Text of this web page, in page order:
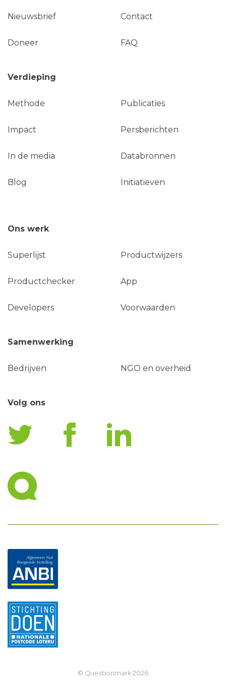
Nieuwsbrief Contact
Doneer FAQ
Verdieping
Methode Publicaties
Impact Persberichten
In de media Databronnen
Blog Initiatieven
Ons werk
Superlijst Productwijzers
Productchecker App
Developers Voorwaarden
Samenwerking
Bedrijven NGO en overheid
Volg ons
© Questionmark 2026